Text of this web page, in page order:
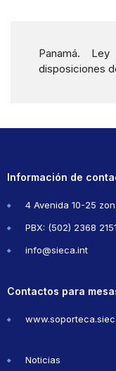
Panamá.
disposiciones
Información de
4 Avenida 10-25
PBX: (502) 2368 2151
info@sieca.int
Contactos para
Noticias